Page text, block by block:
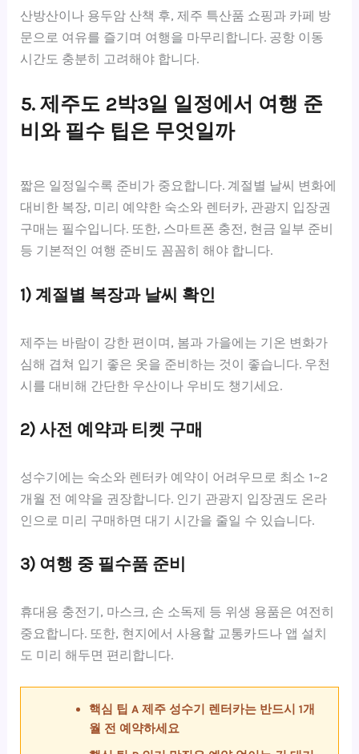
산방산이나 용두암 산책 후, 제주 특산품 쇼핑과 카페 방
문으로 여유를 즐기며 여행을 마무리합니다. 공항 이동
시간도 충분히 고려해야 합니다.
5. 제주도 2박3일 일정에서 여행 준
비와 필수 팁은 무엇일까
짧은 일정일수록 준비가 중요합니다. 계절별 날씨 변화에
대비한 복장, 미리 예약한 숙소와 렌터카, 관광지 입장권
구매는 필수입니다. 또한, 스마트폰 충전, 현금 일부 준비
등 기본적인 여행 준비도 꼼꼼히 해야 합니다.
1) 계절별 복장과 날씨 확인
제주는 바람이 강한 편이며, 봄과 가을에는 기온 변화가
심해 겹쳐 입기 좋은 옷을 준비하는 것이 좋습니다. 우천
시를 대비해 간단한 우산이나 우비도 챙기세요.
2) 사전 예약과 티켓 구매
성수기에는 숙소와 렌터카 예약이 어려우므로 최소 1~2
개월 전 예약을 권장합니다. 인기 관광지 입장권도 온라
인으로 미리 구매하면 대기 시간을 줄일 수 있습니다.
3) 여행 중 필수품 준비
휴대용 충전기, 마스크, 손 소독제 등 위생 용품은 여전히
중요합니다. 또한, 현지에서 사용할 교통카드나 앱 설치
도 미리 해두면 편리합니다.
핵심 팁 A 제주 성수기 렌터카는 반드시 1개
월 전 예약하세요